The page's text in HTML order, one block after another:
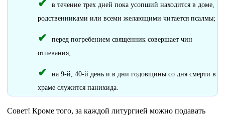
в течение трех дней пока усопший находится в доме,
родственниками или всеми желающими читается псалмы;
перед погребением священник совершает чин
отпевания;
на 9-й, 40-й день и в дни годовщины со дня смерти в
храме служится панихида.
Совет! Кроме того, за каждой литургией можно подавать